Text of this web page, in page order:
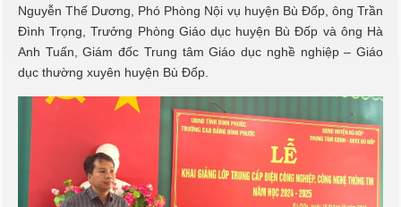
Nguyễn Thế Dương, Phó Phòng Nội vụ huyện Bù Đốp, ông Trần
Đình Trọng, Trưởng Phòng Giáo dục huyện Bù Đốp và ông Hà
Anh Tuấn, Giám đốc Trung tâm Giáo dục nghề nghiệp – Giáo
dục thường xuyên huyện Bù Đốp.